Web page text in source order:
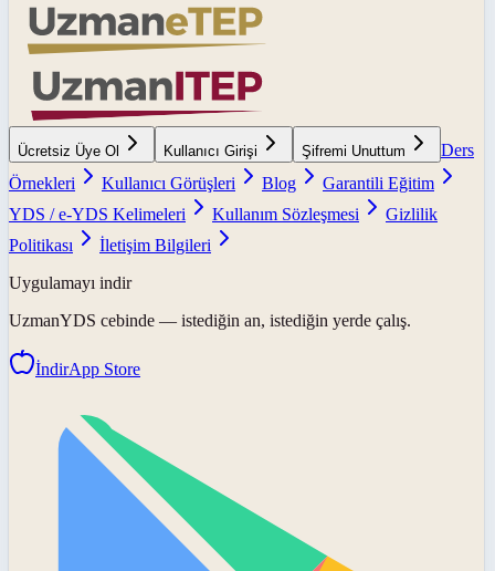
Ücretsiz Üye Ol Kullanıcı Girişi Şifremi Unuttum
Ders
Örnekleri
Kullanıcı Görüşleri Blog
Garantili Eğitim
YDS / e-YDS Kelimeleri
Kullanım Sözleşmesi
Gizlilik
Politikası
İletişim Bilgileri
Uygulamayı indir
UzmanYDS cebinde — istediğin an, istediğin yerde çalış.
İndirApp Store